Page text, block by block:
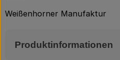
Weißenhorner Manufaktur
Produktinformationen